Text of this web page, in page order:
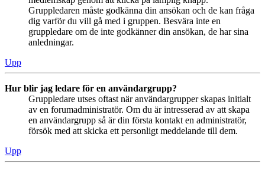
Gruppledaren måste godkänna din ansökan och de kan fråga
dig varför du vill gå med i gruppen. Besvära inte en
gruppledare om de inte godkänner din ansökan, de har sina
anledningar.
Upp
Hur blir jag ledare för en användargrupp?
Gruppledare utses oftast när användargrupper skapas initialt
av en forumadministratör. Om du är intresserad av att skapa
en användargrupp så är din första kontakt en administratör,
försök med att skicka ett personligt meddelande till dem.
Upp